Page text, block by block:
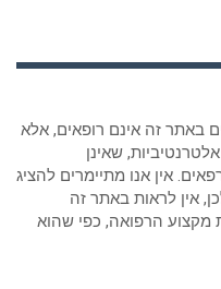
זה אינם רופאים, אלא
שאינן
אין אנו מתיימרים להציג
אין לראות באתר זה
הרפואה, כפי שהוא